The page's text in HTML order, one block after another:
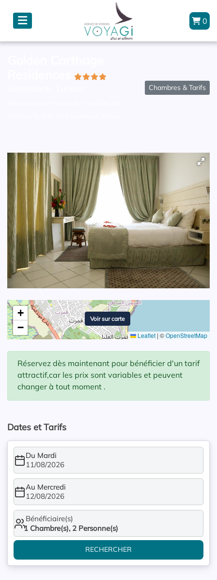
0
Chambres & Tarifs
+
−
Leaflet | ©OpenStreetMap
Voir sur carte
Réservez dès maintenant pour bénéficier d'un tarif
attractif,car les prix sont variables et peuvent
changer à tout moment .
Dates et Tarifs
Du Mardi
11/08/2026
Au Mercredi
12/08/2026
Bénéficiaire(s)
1 Chambre(s), 2 Personne(s)
RECHERCHER